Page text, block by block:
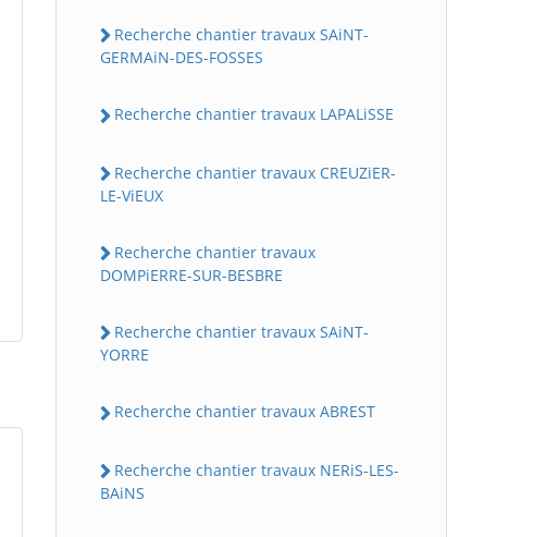
Recherche chantier travaux SAiNT-
GERMAiN-DES-FOSSES
Recherche chantier travaux LAPALiSSE
Recherche chantier travaux CREUZiER-
LE-ViEUX
Recherche chantier travaux
DOMPiERRE-SUR-BESBRE
Recherche chantier travaux SAiNT-
YORRE
Recherche chantier travaux ABREST
Recherche chantier travaux NERiS-LES-
BAiNS